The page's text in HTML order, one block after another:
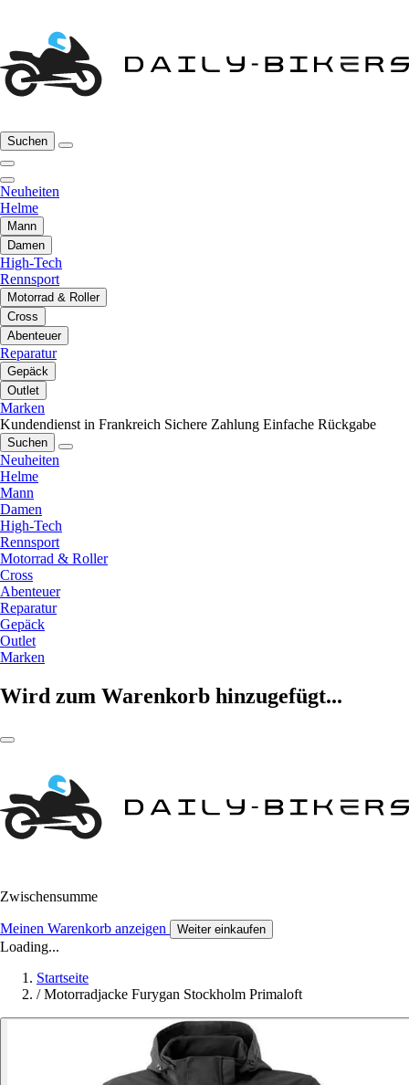
Suchen
Neuheiten
Helme
Mann
Damen
High-Tech
Rennsport
Motorrad & Roller
Cross
Abenteuer
Reparatur
Gepäck
Outlet
Marken
Kundendienst in Frankreich Sichere Zahlung Einfache Rückgabe
Suchen
Neuheiten
Helme
Mann
Damen
High-Tech
Rennsport
Motorrad & Roller
Cross
Abenteuer
Reparatur
Gepäck
Outlet
Marken
Wird zum Warenkorb hinzugefügt...
Zwischensumme
Meinen Warenkorb anzeigen Weiter einkaufen
Loading...
Startseite
/ Motorradjacke Furygan Stockholm Primaloft